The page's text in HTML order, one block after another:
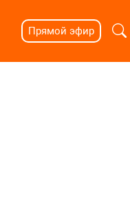
Прямой эфир